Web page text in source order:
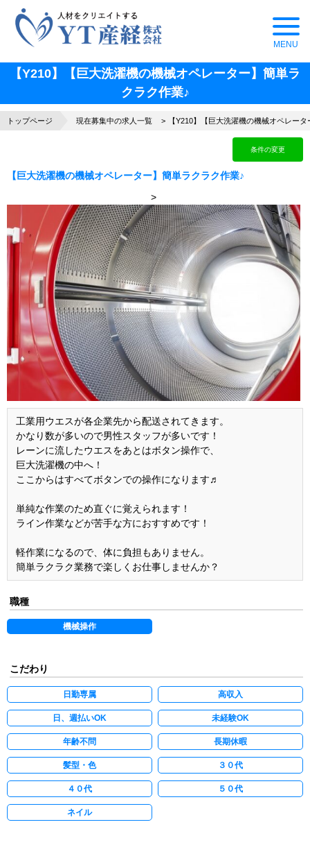
【Y210】【巨大洗濯機の機械オペレーター】簡単ラ
クラク作業♪
トップページ 現在募集中の求人一覧 【Y210】【巨大洗濯機の機械オペレー
条件の変更
【巨大洗濯機の機械オペレーター】簡単ラクラク作業♪
>
工業用ウエスが各企業先から配送されてきます。
かなり数が多いので男性スタッフが多いです！
レーンに流したウエスをあとはボタン操作で、
巨大洗濯機の中へ！
ここからはすべてボタンでの操作になります♬
単純な作業のため直ぐに覚えられます！
ライン作業などが苦手な方におすすめです！
軽作業になるので、体に負担もありません。
簡単ラクラク業務で楽しくお仕事しませんか？
職種
機械操作
こだわり
日勤専属 高収入
日、週払いOK 未経験OK
年齢不問 長期休暇
髪型・色 ３０代
４０代 ５０代
ネイル